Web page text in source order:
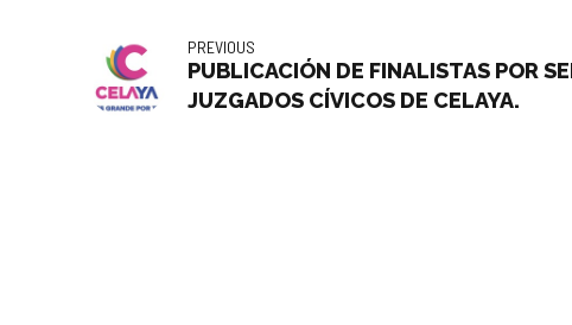
PREVIOUS
PUBLICACIÓN DE FINALISTAS POR
JUZGADOS CÍVICOS DE CELAYA.